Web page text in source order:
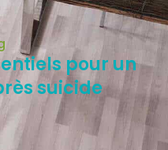
pour un
suicide